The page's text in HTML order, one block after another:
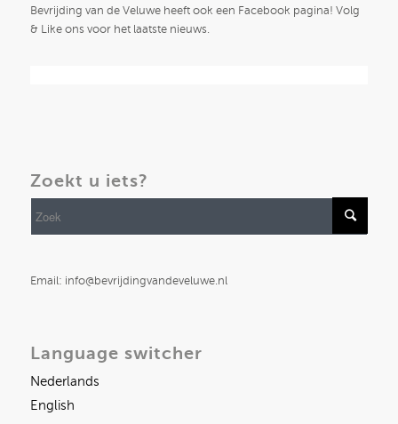
Bevrijding van de Veluwe heeft ook een Facebook pagina! Volg
& Like ons voor het laatste nieuws.
Zoekt u iets?
Email: info@bevrijdingvandeveluwe.nl
Language switcher
Nederlands
English